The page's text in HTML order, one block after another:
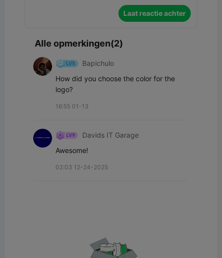
Laat reactie achter
Alle opmerkingen(2)
Bapichulo
How did you choose the color for the
logo?
16:55 01-13
Davids IT Garage
Awesome!
02:03 12-24-2025